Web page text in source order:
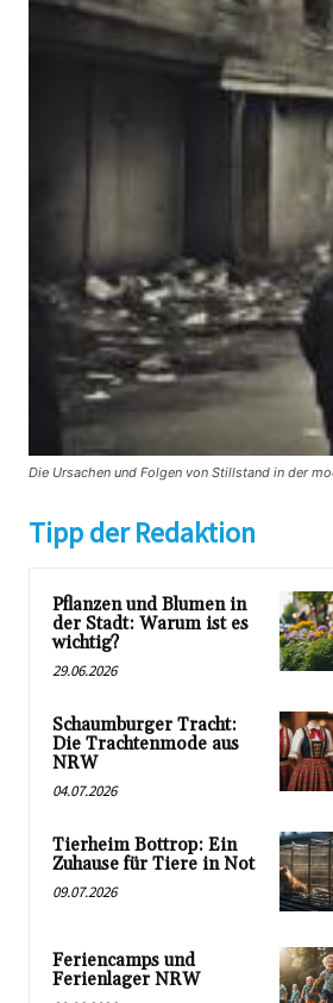
Die Ursachen und Folgen von Stillstand in der
Tipp der Redaktion
Pflanzen und Blumen in
der Stadt: Warum ist es
wichtig?
29.06.2026
Schaumburger Tracht:
Die Trachtenmode aus
NRW
04.07.2026
Tierheim Bottrop: Ein
Zuhause für Tiere in Not
09.07.2026
Feriencamps und
Ferienlager NRW